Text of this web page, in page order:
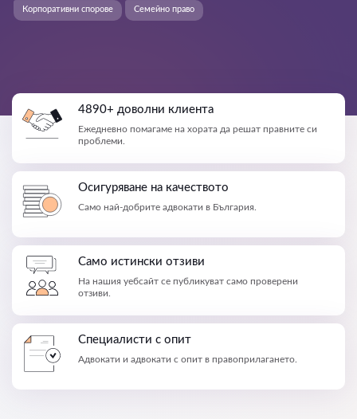
Семейно право
Корпоративни спорове
4890+ доволни клиента
Ежедневно помагаме на хората да решат правните си
проблеми.
Осигуряване на качеството
Само най-добрите адвокати в България.
Само истински отзиви
На нашия уебсайт се публикуват само проверени
отзиви.
Специалисти с опит
Адвокати и адвокати с опит в правоприлагането.